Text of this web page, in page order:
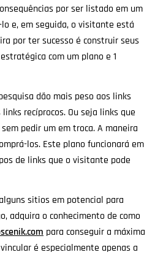
por ser listado em um
e, em seguida, o visitante está
por ter sucesso é construir seus
com um plano e 1
dão mais peso aos links
recíprocos. Ou seja links que
pedir um em troca. A maneira
los. Este plano funcionará em
de links que o visitante pode
sitios em potencial para
adquira o conhecimento de como
para conseguir a máxima
é especialmente apenas a